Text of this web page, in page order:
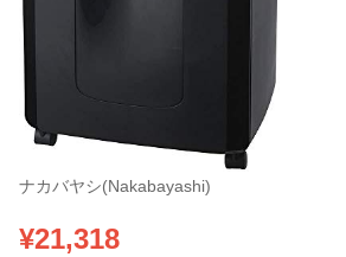
ナカバヤシ(Nakabayashi)
¥21,318